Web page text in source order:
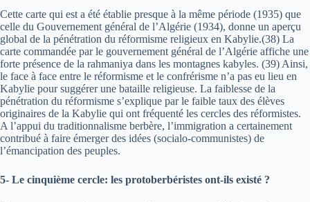
Cette carte qui est a été établie presque à la même période (1935) que
celle du Gouvernement général de l’Algérie (1934), donne un aperçu
global de la pénétration du réformisme religieux en Kabylie.(38) La
carte commandée par le gouvernement général de l’Algérie affiche une
forte présence de la rahmaniya dans les montagnes kabyles. (39) Ainsi,
le face à face entre le réformisme et le confrérisme n’a pas eu lieu en
Kabylie pour suggérer une bataille religieuse. La faiblesse de la
pénétration du réformisme s’explique par le faible taux des élèves
originaires de la Kabylie qui ont fréquenté les cercles des réformistes.
A l’appui du traditionnalisme berbère, l’immigration a certainement
contribué à faire émerger des idées (socialo-communistes) de
l’émancipation des peuples.
5- Le cinquième cercle: les protoberbéristes ont-ils existé ?